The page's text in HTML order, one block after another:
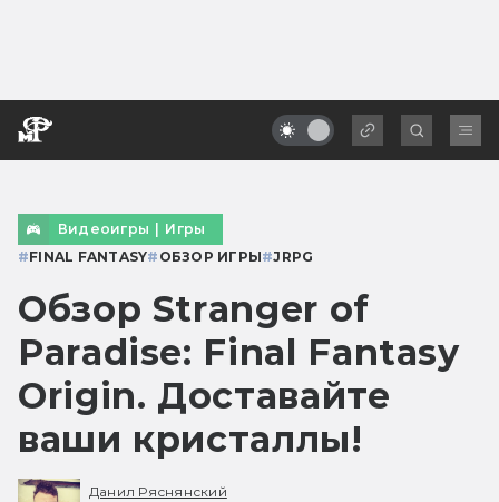
Видеоигры | Игры
#FINAL FANTASY# ОБЗОР ИГРЫ#JRPG
Обзор Stranger of
Paradise: Final Fantasy
Origin. Доставайте
ваши кристаллы!
Данил Ряснянский